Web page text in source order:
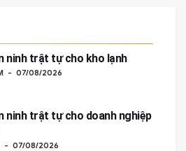
ninh trật tự cho kho lạnh
07/08/2026
ninh trật tự cho doanh nghiệp
07/08/2026